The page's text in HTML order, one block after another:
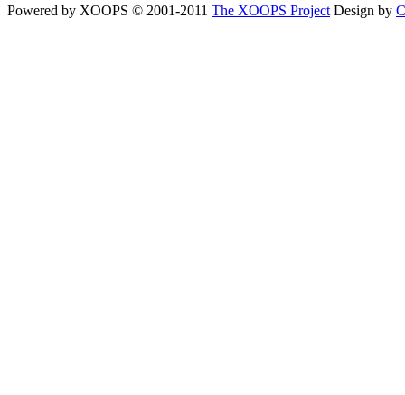
Powered by XOOPS © 2001-2011 The XOOPS Project Design by